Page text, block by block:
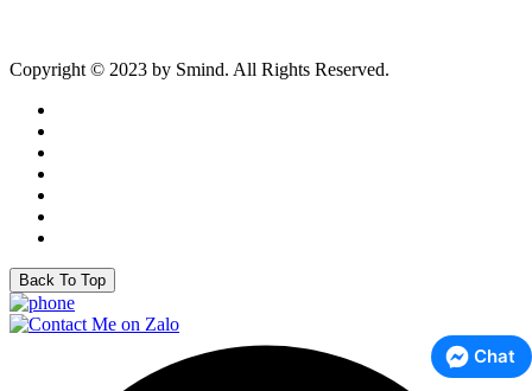
Copyright © 2023 by Smind. All Rights Reserved.
Back To Top
Chat